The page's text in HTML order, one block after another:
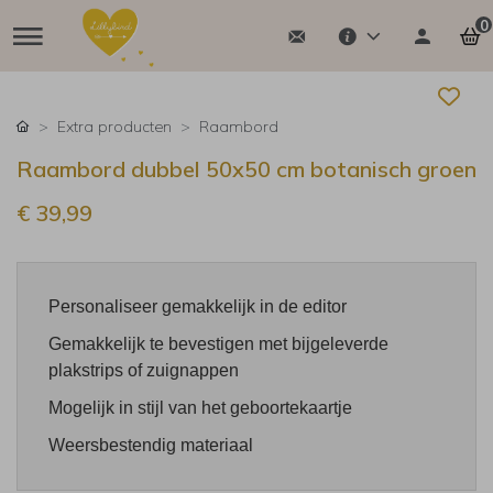
0
Extra producten Raambord
Raambord dubbel 50x50 cm botanisch groen
€ 39,99
Personaliseer gemakkelijk in de editor
Gemakkelijk te bevestigen met bijgeleverde
plakstrips of zuignappen
Mogelijk in stijl van het geboortekaartje
Weersbestendig materiaal